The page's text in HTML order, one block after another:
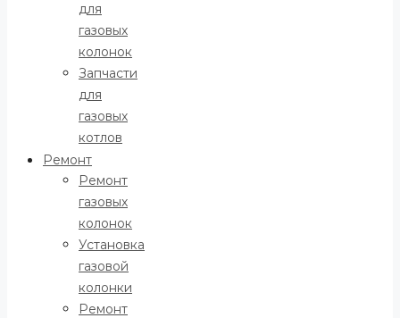
для
газовых
колонок
Запчасти
для
газовых
котлов
Ремонт
Ремонт
газовых
колонок
Установка
газовой
колонки
Ремонт